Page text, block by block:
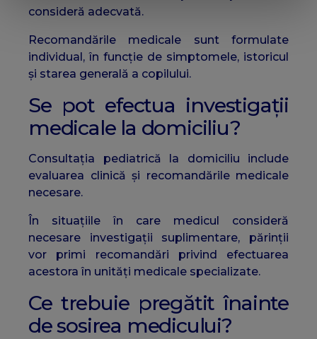
consideră adecvată.
Recomandările medicale sunt formulate
individual, în funcție de simptomele, istoricul
și starea generală a copilului.
Se pot efectua investigații
medicale la domiciliu?
Consultația pediatrică la domiciliu include
evaluarea clinică și recomandările medicale
necesare.
În situațiile în care medicul consideră
necesare investigații suplimentare, părinții
vor primi recomandări privind efectuarea
acestora în unități medicale specializate.
Ce trebuie pregătit înainte
de sosirea medicului?